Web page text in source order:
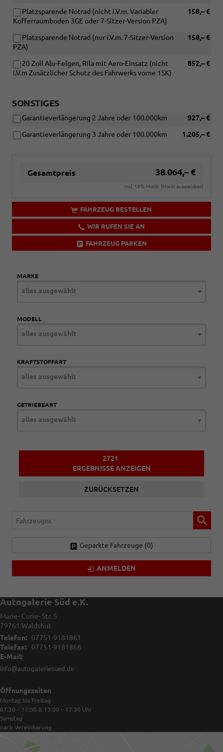
158,– €
Platzsparende Notrad (nicht i.V.m. Variabler
Kofferraumboden 3GE oder 7-Sitzer-Version PZA)
158,– €
Platzsparende Notrad (nur i.V.m. 7-Sitzer-Version
PZA)
852,– €
20 Zoll Alu-Felgen, Rila mit Aero-Einsatz (nicht
i.V.m Zusätzlicher Schutz des Fahrwerks vorne 1SK)
SONSTIGES
927,– €
Garantieverlängerung 2 Jahre oder 100.000km
1.205,– €
Garantieverlängerung 3 Jahre oder 100.000km
Gesamtpreis 38.064,– €
incl. 19% MwSt. (MwSt ausweisbar)
FAHRZEUG BESTELLEN
WIR RUFEN SIE AN
FAHRZEUG PARKEN
MARKE
alles ausgewählt
MODELL
alles ausgewählt
KRAFTSTOFFART
alles ausgewählt
GETRIEBEART
alles ausgewählt
2721
ERGEBNISSE ANZEIGEN
ZURÜCKSETZEN
Fahrzeugnr.
Geparkte Fahrzeuge (0)
ANMELDEN
Autogalerie Süd e.K.
Marie- Curie- Str. 5
79761 Waldshut
Telefon:
07751-9181861
Telefax:
07751-9181866
E-Mail:
info@autogaleriesued.de
Öffnungszeiten
Montag bis Freitag
07:30 – 12:30 & 13:00 – 17:30 Uhr
Samstag
nach Vereinbarung